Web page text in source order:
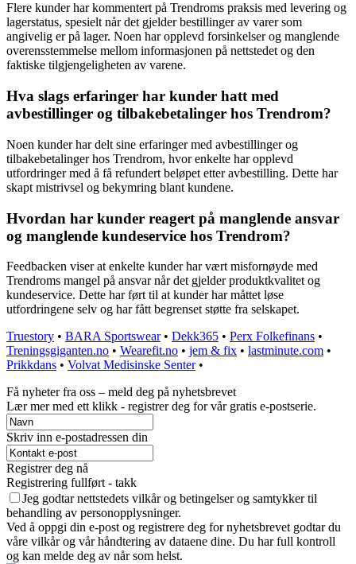
Flere kunder har kommentert på Trendroms praksis med levering og
lagerstatus, spesielt når det gjelder bestillinger av varer som
angivelig er på lager. Noen har opplevd forsinkelser og manglende
overensstemmelse mellom informasjonen på nettstedet og den
faktiske tilgjengeligheten av varene.
Hva slags erfaringer har kunder hatt med
avbestillinger og tilbakebetalinger hos Trendrom?
Noen kunder har delt sine erfaringer med avbestillinger og
tilbakebetalinger hos Trendrom, hvor enkelte har opplevd
utfordringer med å få refundert beløpet etter avbestilling. Dette har
skapt mistrivsel og bekymring blant kundene.
Hvordan har kunder reagert på manglende ansvar
og manglende kundeservice hos Trendrom?
Feedbacken viser at enkelte kunder har vært misfornøyde med
Trendroms mangel på ansvar når det gjelder produktkvalitet og
kundeservice. Dette har ført til at kunder har måttet løse
utfordringene selv og har fått begrenset støtte fra selskapet.
Truestory • BARA Sportswear• Dekk365 • Perx Folkefinans •
Treningsgiganten.no • Wearefit.no • jem & fix • lastminute.com •
Prikkdans • Volvat Medisinske Senter•
Få nyheter fra oss – meld deg på nyhetsbrevet
Lær mer med ett klikk - registrer deg for vår gratis e-postserie.
Skriv inn e-postadressen din
Registrer deg nå
Registrering fullført - takk
Jeg godtar nettstedets vilkår og betingelser og samtykker til
behandling av personopplysninger.
Ved å oppgi din e-post og registrere deg for nyhetsbrevet godtar du
våre vilkår og vår håndtering av dataene dine. Du har full kontroll
og kan melde deg av når som helst.